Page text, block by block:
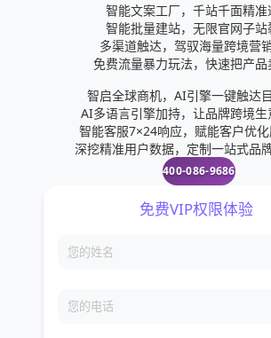
智能文案工厂，千站千面精准
智能批量建站，无限官网子站
多渠道触达，驾驭海量跨境营
免费流量暴力玩法，快速把产品
智启全球商机，AI引擎一键触达
AI多语言引擎加持，让品牌跨境
智能客服7×24响应，赋能客户优
深挖精准用户数据，定制一站式品
400-086-9686